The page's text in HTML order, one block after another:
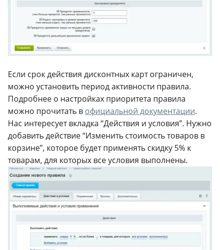
Если срок действия дисконтных карт ограничен,
можно установить период активности правила.
Подробнее о настройках приоритета правила
можно прочитать в официальной документации.
Нас интересует вкладка “Действия и условия”. Нужно
добавить действие “Изменить стоимость товаров в
корзине”, которое будет применять скидку 5% к
товарам, для которых все условия выполнены.